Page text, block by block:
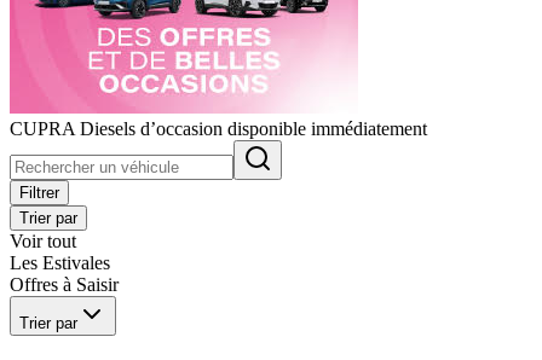
CUPRA Diesels d’occasion disponible immédiatement
Filtrer
Trier par
Voir tout
Les Estivales
Offres à Saisir
Trier par